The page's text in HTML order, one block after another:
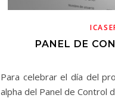
PANEL DE
Para celebrar el día del
alpha del Panel de Control